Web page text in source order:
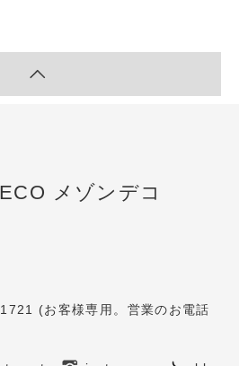
メゾンデコ
(お客様専用。営業のお電話